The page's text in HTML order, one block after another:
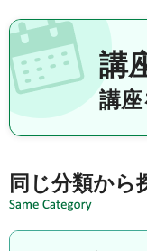
講
講
同じ分類から